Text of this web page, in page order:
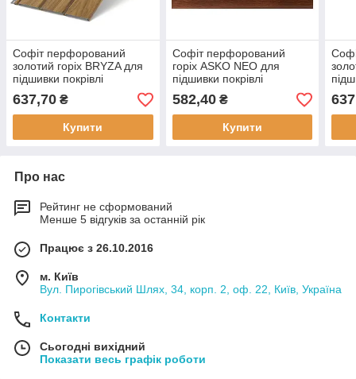
Софіт перфорований
золотий горіх BRYZA для
підшивки покрівлі
сайдингом довжиною 3м
площою 0,92 м2
637,70 ₴
Купити
Софіт перфорований
горіх ASKO NEO для
підшивки покрівлі
сайдингом
582,40₴
Купити
Про нас
Рейтинг не сформований
Менше 5 відгуків за останній рік
Працює з 26.10.2016
м. Київ
Вул. Пирогівський Шлях, 34, корп. 2, оф. 22, Київ, Україна
Контакти
Сьогодні вихідний
Показати весь графік роботи